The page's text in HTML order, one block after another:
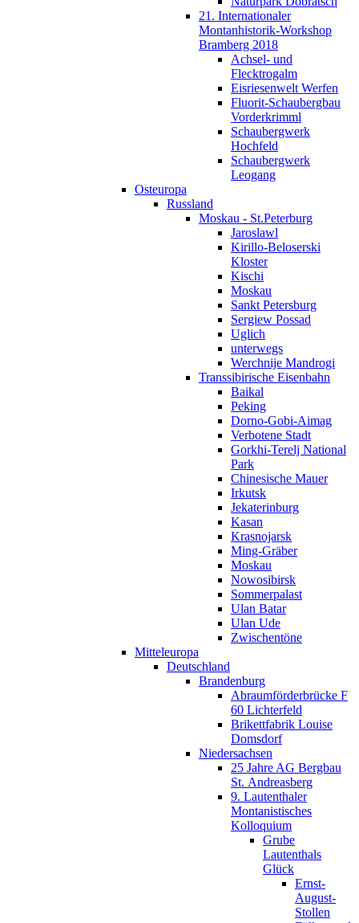
21. Internationaler
Montanhistorik-Workshop
Bramberg 2018
Achsel- und
Flecktrogalm
Eisriesenwelt Werfen
Fluorit-Schaubergbau
Vorderkrimml
Schaubergwerk
Hochfeld
Schaubergwerk
Leogang
Osteuropa
Russland
Moskau - St.Peterburg
Jaroslawl
Kirillo-Beloserski
Kloster
Kischi
Moskau
Sankt Petersburg
Sergiew Possad
Uglich
unterwegs
Werchnije Mandrogi
Transsibirische Eisenbahn
Baikal
Peking
Dorno-Gobi-Aimag
Verbotene Stadt
Gorkhi-Terelj National
Park
Chinesische Mauer
Irkutsk
Jekaterinburg
Kasan
Krasnojarsk
Ming-Gräber
Moskau
Nowosibirsk
Sommerpalast
Ulan Batar
Ulan Ude
Zwischentöne
Mitteleuropa
Deutschland
Brandenburg
Abraumförderbrücke F
60 Lichterfeld
Brikettfabrik Louise
Domsdorf
Niedersachsen
25 Jahre AG Bergbau
St. Andreasberg
9. Lautenthaler
Montanistisches
Kolloquium
Grube
Lautenthals
Glück
Ernst-
August-
Stollen